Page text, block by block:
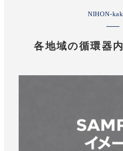
NIHON-
各地域の循環器